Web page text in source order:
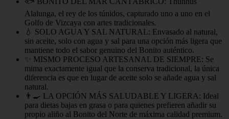
Alalunga, el rey de los túnidos, capturado uno a uno en el
Golfo de Vizcaya con artes tradicionales.
💧 SOLO AGUA Y SAL NATURAL: Envasado al natural,
sin aceite, solo con agua y sal para una opción más ligera que
mantiene todo el sabor genuino del Bonito auténtico.
✨ MISMO PROCESO ARTESANAL DE SIEMPRE: Se
mima exactamente igual que la conserva tradicional, la única
diferencia es que en lugar de aceite solo se añade agua y sal
natural.
👨‍🍳 LA OPCIÓN MÁS SALUDABLE Y LIGERA: Ideal
para dietas bajas en grasa o para quienes prefieren añadir su
propio aliño al Bonito del Norte de máxima calidad premium.